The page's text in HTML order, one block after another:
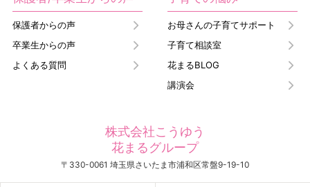
保護者からの声
卒業生からの声
よくある質問
お母さんの子育てサポート
子育て相談室
花まるBLOG
講演会
株式会社こうゆう
花まるグループ
〒330-0061 埼玉県さいたま市浦和区常盤9-19-10